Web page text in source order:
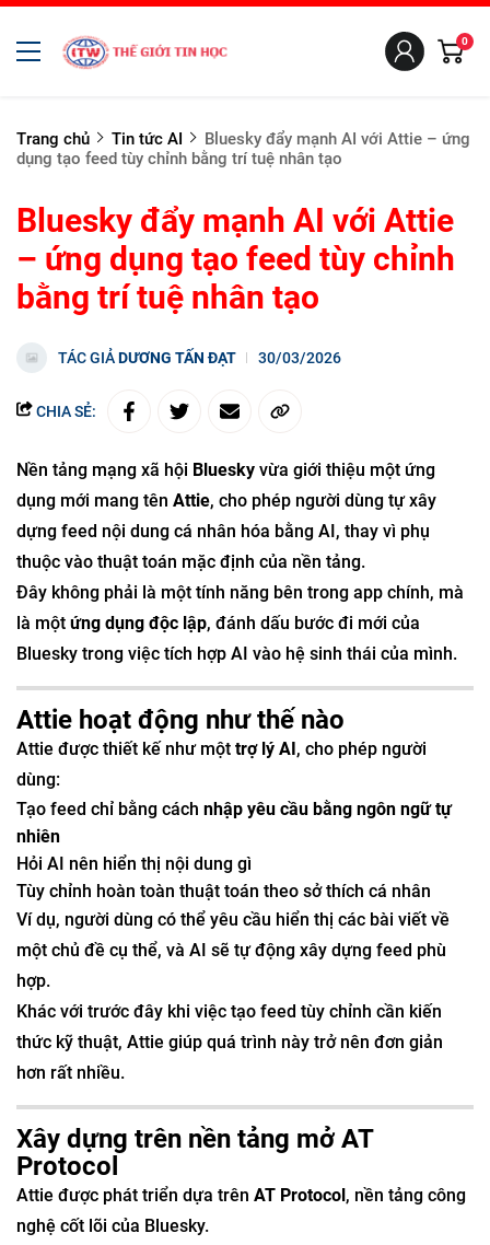
0
Trang chủ Tin tức AI
Bluesky đẩy mạnh AI với Attie – ứng
dụng tạo feed tùy chỉnh bằng trí tuệ nhân tạo
Bluesky đẩy mạnh AI với Attie
– ứng dụng tạo feed tùy chỉnh
bằng trí tuệ nhân tạo
TÁC GIẢDƯƠNG TẤN ĐẠT 30/03/2026
CHIA SẺ:
Nền tảng mạng xã hội Bluesky vừa giới thiệu một ứng
dụng mới mang tên Attie, cho phép người dùng tự xây
dựng feed nội dung cá nhân hóa bằng AI, thay vì phụ
thuộc vào thuật toán mặc định của nền tảng.
Đây không phải là một tính năng bên trong app chính, mà
là một ứng dụng độc lập, đánh dấu bước đi mới của
Bluesky trong việc tích hợp AI vào hệ sinh thái của mình.
Attie hoạt động như thế nào
Attie được thiết kế như một trợ lý AI, cho phép người
dùng:
Tạo feed chỉ bằng cách nhập yêu cầu bằng ngôn ngữ tự
nhiên
Hỏi AI nên hiển thị nội dung gì
Tùy chỉnh hoàn toàn thuật toán theo sở thích cá nhân
Ví dụ, người dùng có thể yêu cầu hiển thị các bài viết về
một chủ đề cụ thể, và AI sẽ tự động xây dựng feed phù
hợp.
Khác với trước đây khi việc tạo feed tùy chỉnh cần kiến
thức kỹ thuật, Attie giúp quá trình này trở nên đơn giản
hơn rất nhiều.
Xây dựng trên nền tảng mở AT
Protocol
Attie được phát triển dựa trên AT Protocol, nền tảng công
nghệ cốt lõi của Bluesky.